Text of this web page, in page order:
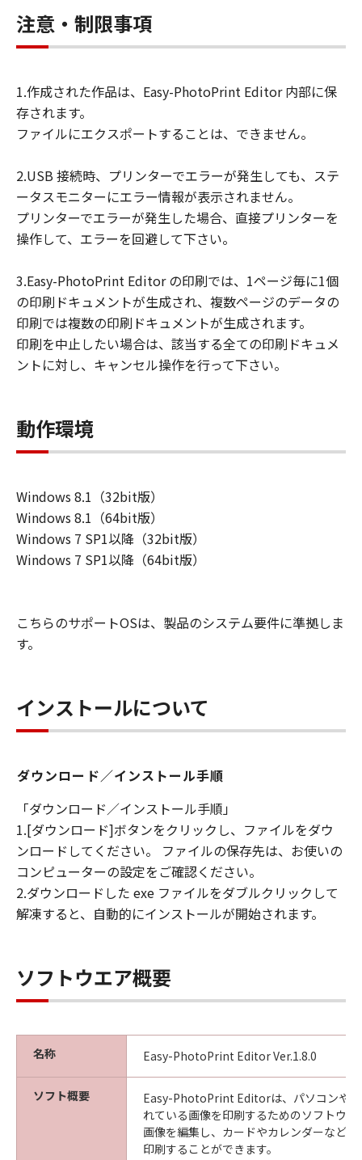
ン株式会社およびキヤノンのライセンサー
は、本ソフトウェアの使用に付随または関
連して生ずる直接的または間接的な損失、
一切の責任を負いません。
ユーザーは、日本国政府または該当国の政
府より必要な許可等を得ることなしに、本
ソフトウェアの全部または一部を、直接ま
たは間接に輸出してはなりません。
注意・制限事項
1.作成された作品は、Easy-PhotoPrint Editor 内部に保
存されます。
ファイルにエクスポートすることは、できません。
2.USB 接続時、プリンターでエラーが発生しても、ステ
ータスモニターにエラー情報が表示されません。
プリンターでエラーが発生した場合、直接プリンターを
操作して、エラーを回避して下さい。
3.Easy-PhotoPrint Editor の印刷では、1ページ毎に1個
の印刷ドキュメントが生成され、複数ページのデータの
印刷では複数の印刷ドキュメントが生成されます。
印刷を中止したい場合は、該当する全ての印刷ドキュメ
ントに対し、キャンセル操作を行って下さい。
動作環境
Windows 8.1（32bit版）
Windows 8.1（64bit版）
Windows 7 SP1以降（32bit版）
Windows 7 SP1以降（64bit版）
こちらのサポートOSは、製品のシステム要件に準拠しま
す。
インストールについて
ダウンロード／インストール手順
「ダウンロード／インストール手順」
1.[ダウンロード]ボタンをクリックし、ファイルをダウ
ンロードしてください。 ファイルの保存先は、お使いの
コンピューターの設定をご確認ください。
2.ダウンロードした exe ファイルをダブルクリックして
解凍すると、自動的にインストールが開始されます。
ソフトウエア概要
名称 Easy-PhotoPrint Editor Ver.1.8.0
ソフト概要
Easy-PhotoPrint Editorは、パソコンや
れている画像を印刷するためのソフトウエ
画像を編集し、カードやカレンダーなど
印刷することができます。